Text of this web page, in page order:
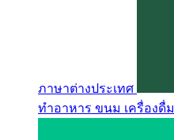
ภาษาต่างประเทศ
ทำอาหาร ขนม เครื่องดื่ม